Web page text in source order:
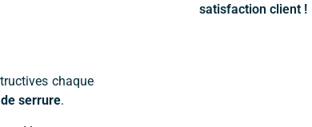
chaque
serrure.
satisfaction client !